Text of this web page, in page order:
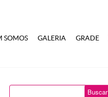
SOMOS GALERIA GRADE
Buscar